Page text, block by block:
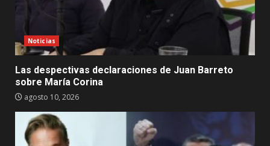
Noticias
Las despectivas declaraciones de Juan Barreto
sobre María Corina
agosto 10, 2026